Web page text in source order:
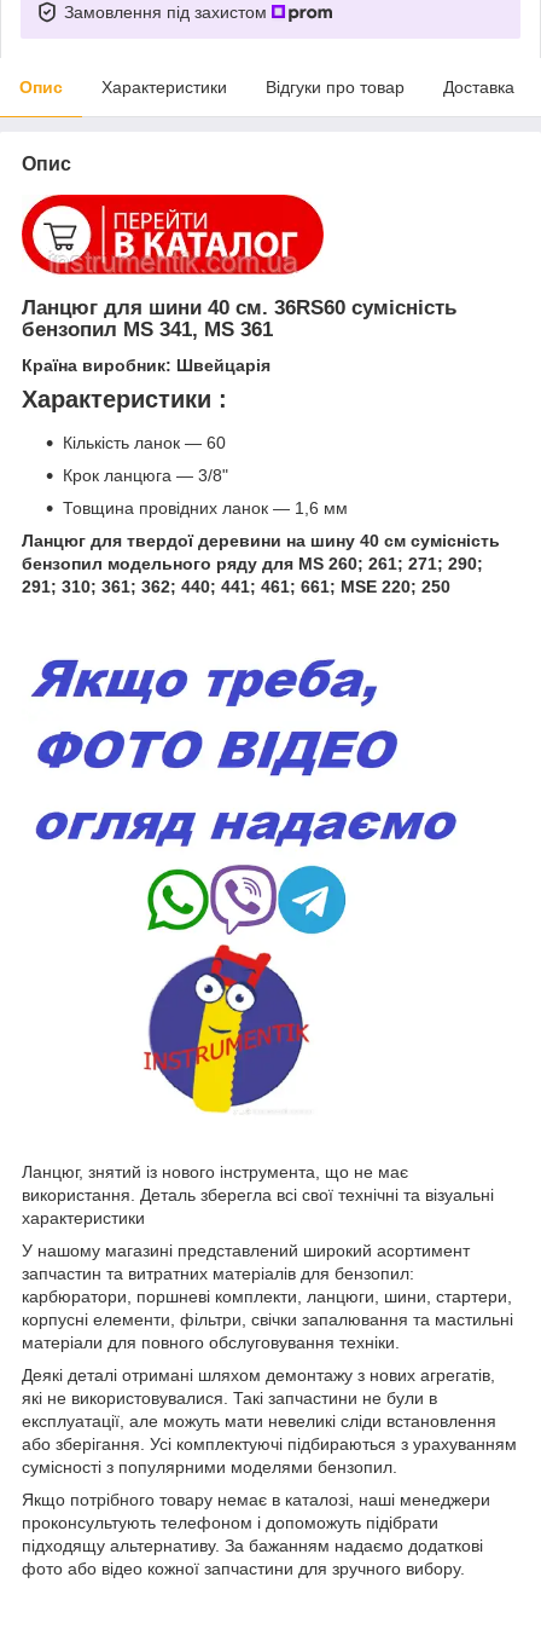
Замовлення під захистом
Опис Характеристики Відгуки про товар Доставка
Опис
Ланцюг для шини 40 см. 36RS60 сумісність
бензопил MS 341, MS 361
Країна виробник: Швейцарія
Характеристики :
Кількість ланок ― 60
Крок ланцюга ― 3/8"
Товщина провідних ланок ― 1,6 мм
Ланцюг для твердої деревини на шину 40 см сумісність
бензопил модельного ряду для MS 260; 261; 271; 290;
291; 310; 361; 362; 440; 441; 461; 661; MSE 220; 250
Ланцюг, знятий із нового інструмента, що не має
використання. Деталь зберегла всі свої технічні та візуальні
характеристики
У нашому магазині представлений широкий асортимент
запчастин та витратних матеріалів для бензопил:
карбюратори, поршневі комплекти, ланцюги, шини, стартери,
корпусні елементи, фільтри, свічки запалювання та мастильні
матеріали для повного обслуговування техніки.
Деякі деталі отримані шляхом демонтажу з нових агрегатів,
які не використовувалися. Такі запчастини не були в
експлуатації, але можуть мати невеликі сліди встановлення
або зберігання. Усі комплектуючі підбираються з урахуванням
сумісності з популярними моделями бензопил.
Якщо потрібного товару немає в каталозі, наші менеджери
проконсультують телефоном і допоможуть підібрати
підходящу альтернативу. За бажанням надаємо додаткові
фото або відео кожної запчастини для зручного вибору.